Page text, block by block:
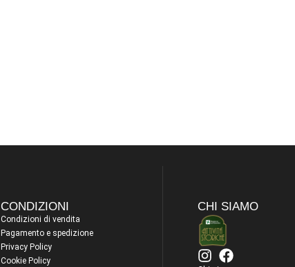
CONDIZIONI
Condizioni di vendita
Pagamento e spedizione
Privacy Policy
Cookie Policy
CHI SIAMO